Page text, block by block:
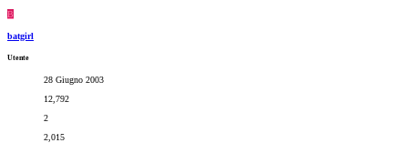
B
batgirl
Utente
28 Giugno 2003
12,792
2
2,015